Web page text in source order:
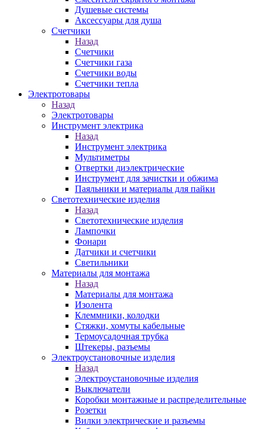
Душевые системы
Аксессуары для душа
Счетчики
Назад
Счетчики
Счетчики газа
Счетчики воды
Счетчики тепла
Электротовары
Назад
Электротовары
Инструмент электрика
Назад
Инструмент электрика
Мультиметры
Отвертки диэлектрические
Инструмент для зачистки и обжима
Паяльники и материалы для пайки
Светотехнические изделия
Назад
Светотехнические изделия
Лампочки
Фонари
Датчики и счетчики
Светильники
Материалы для монтажа
Назад
Материалы для монтажа
Изолента
Клеммники, колодки
Стяжки, хомуты кабельные
Термоусадочная трубка
Штекеры, разъемы
Электроустановочные изделия
Назад
Электроустановочные изделия
Выключатели
Коробки монтажные и распределительные
Розетки
Вилки электрические и разъемы